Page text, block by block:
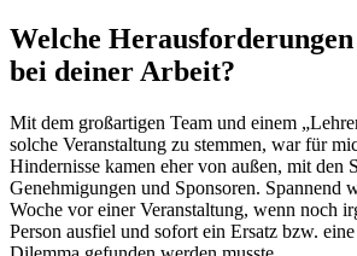
Welche
bei deiner Arbeit?
Mit dem großartigen Team und einem
solche Veranstaltung zu stemmen, war für
Hindernisse kamen eher von außen, mit den
Genehmigungen und Sponsoren. Spannend
Woche vor einer Veranstaltung, wenn noch
Person ausfiel und sofort ein Ersatz bzw.